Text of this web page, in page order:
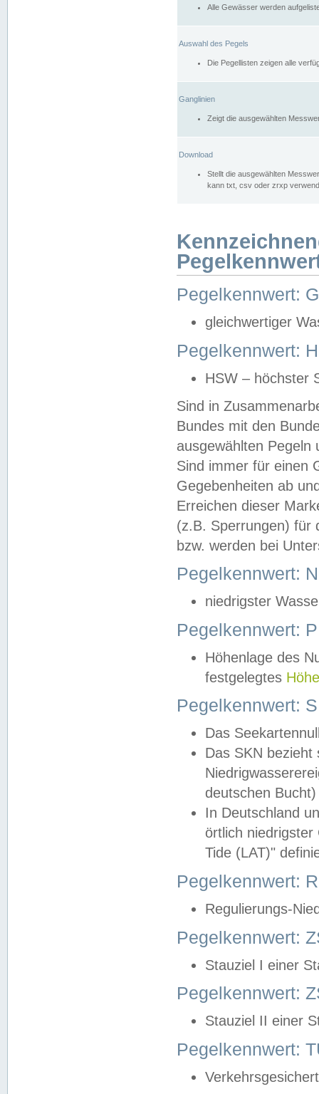
Alle Gewässer werden
Auswahl des Pegels
Die Pegellisten zeigen alle
Ganglinien
Zeigt die ausgewählten
Download
Stellt die ausgewählten
kann txt, csv oder zrxp
Pegelkennwert:
gleichwertiger
Pegelkennwert:
HSW – höchster
Sind in
Bundes mit den
ausgewählten
Sind immer für einen
Gegebenheiten ab
Erreichen dieser
(z.B. Sperrungen) für
bzw. werden bei
Pegelkennwert:
niedrigster
Pegelkennwert:
Höhenlage des
festgelegtes
Pegelkennwert:
Das
Das SKN
deutschen
In Deutschland
örtlich
Tide (LAT)"
Pegelkennwert:
Regulierungs-
Pegelkennwert:
Stauziel I einer
Pegelkennwert:
Stauziel II einer
Pegelkennwert: